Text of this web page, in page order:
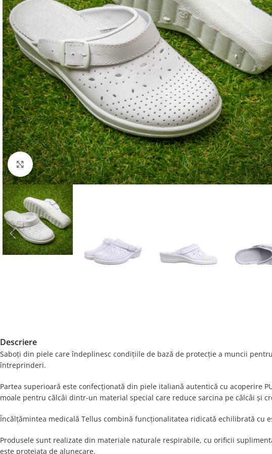
Faceți click pentru a mări
Descriere
Saboți din piele care îndeplinesc condițiile de bază de protecție a muncii
întreprinderi.
Partea superioară este confecționată din piele italiană autentică cu acoperire
moale pentru călcâi dintr-un material special care reduce sarcina pe călcâi și
Încălțămintea medicală Tellus combină funcționalitatea ridicată echilibrată cu
Produsele sunt realizate din materiale naturale respirabile, cu orificii
este protejata de alunecare.